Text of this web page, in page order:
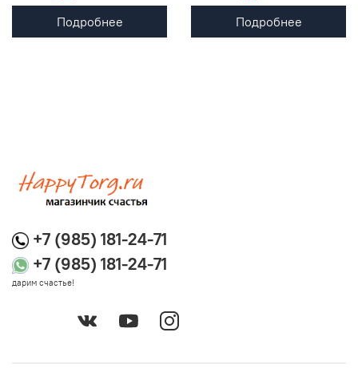
Подробнее Подробнее
+7 (985) 181-24-71
+7 (985) 181-24-71
дарим счастье!